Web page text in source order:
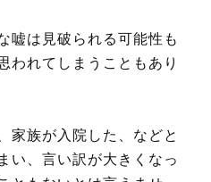
嘘は見破られる可能性も
われてしまうこともあり
家族が入院した、などと
い、言い訳が大きくなっ